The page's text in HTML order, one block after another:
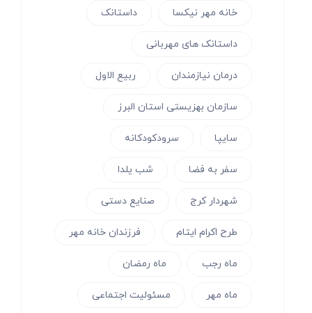
خانه مهر نیکسا داستانک
داستانک های مهربانی
درمان نیازمندان ربیع الاول
سازمان بهزیستی استان البرز
سایپا سرودکودکانه
سفر به فضا شب یلدا
شهردار کرج صنایع دستی
طرح اکرام ایتام فرزندان خانه مهر
ماه رجب ماه رمضان
ماه مهر مسئولیت اجتماعی